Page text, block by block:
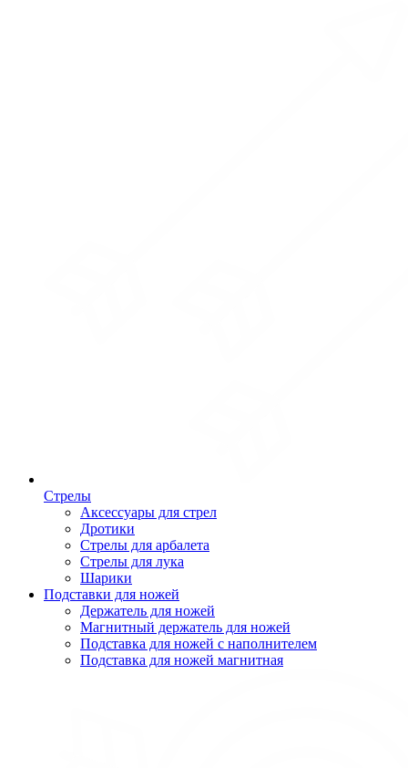
Стрелы
Аксессуары для стрел
Дротики
Стрелы для арбалета
Стрелы для лука
Шарики
Подставки для ножей
Держатель для ножей
Магнитный держатель для ножей
Подставка для ножей с наполнителем
Подставка для ножей магнитная